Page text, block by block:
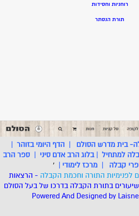
רוחניות וחסידות
תורת הנסתר
בית מדרש הסולם |הדף היומי בזוהר |
למתחיל |בלוג הרב אדם סיני |ספר הרב
קבלה | מרכז לימודי |
'
לפנימיות התורה וחכמת הקבלה - הרצאות
בתורת הקבלה בדרכו של בעל הסולם
Powered And Designed by